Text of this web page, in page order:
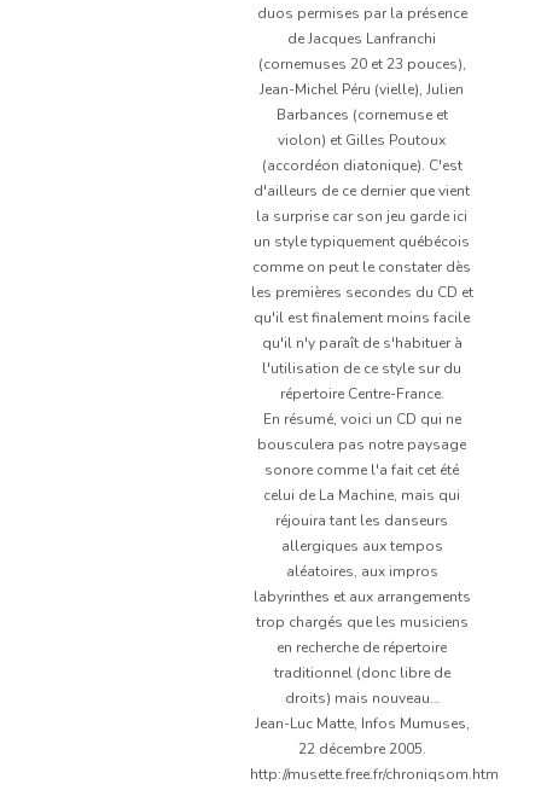
duos permises par la présence
de Jacques Lanfranchi
(cornemuses 20 et 23 pouces),
Jean-Michel Péru (vielle), Julien
Barbances (cornemuse et
violon) et Gilles Poutoux
(accordéon diatonique). C'est
d'ailleurs de ce dernier que vient
la surprise car son jeu garde ici
un style typiquement québécois
comme on peut le constater dès
les premières secondes du CD et
qu'il est finalement moins facile
qu'il n'y paraît de s'habituer à
l'utilisation de ce style sur du
répertoire Centre-France.
En résumé, voici un CD qui ne
bousculera pas notre paysage
sonore comme l'a fait cet été
celui de La Machine, mais qui
réjouira tant les danseurs
allergiques aux tempos
aléatoires, aux impros
labyrinthes et aux arrangements
trop chargés que les musiciens
en recherche de répertoire
traditionnel (donc libre de
droits) mais nouveau…
Jean-Luc Matte, Infos Mumuses,
22 décembre 2005.
http://musette.free.fr/chroniqsom.htm